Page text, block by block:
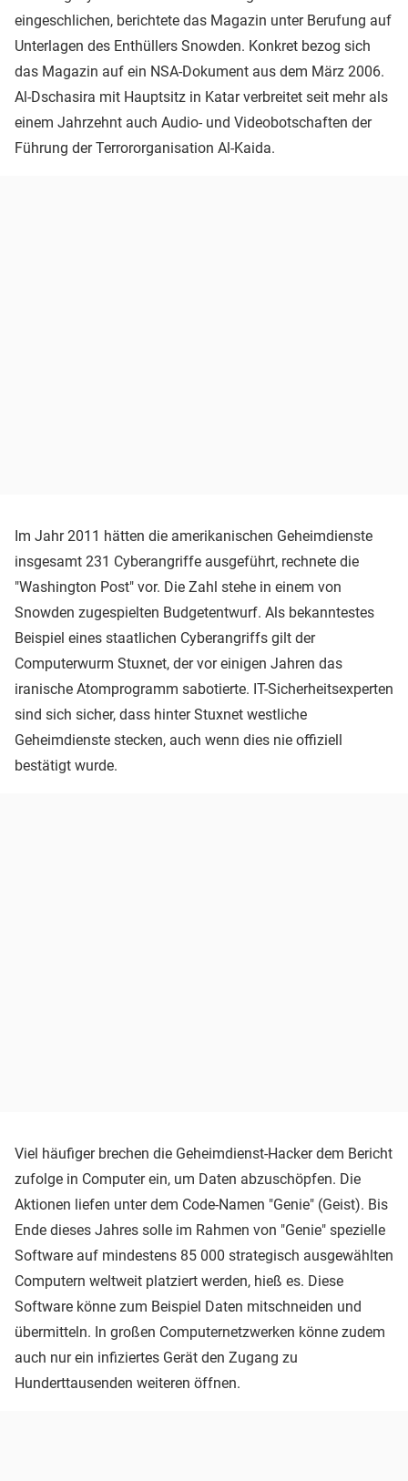
eingeschlichen, berichtete das Magazin unter Berufung auf
Unterlagen des Enthüllers Snowden. Konkret bezog sich
das Magazin auf ein NSA-Dokument aus dem März 2006.
Al-Dschasira mit Hauptsitz in Katar verbreitet seit mehr als
einem Jahrzehnt auch Audio- und Videobotschaften der
Führung der Terrororganisation Al-Kaida.
Im Jahr 2011 hätten die amerikanischen Geheimdienste
insgesamt 231 Cyberangriffe ausgeführt, rechnete die
"Washington Post" vor. Die Zahl stehe in einem von
Snowden zugespielten Budgetentwurf. Als bekanntestes
Beispiel eines staatlichen Cyberangriffs gilt der
Computerwurm Stuxnet, der vor einigen Jahren das
iranische Atomprogramm sabotierte. IT-Sicherheitsexperten
sind sich sicher, dass hinter Stuxnet westliche
Geheimdienste stecken, auch wenn dies nie offiziell
bestätigt wurde.
Viel häufiger brechen die Geheimdienst-Hacker dem Bericht
zufolge in Computer ein, um Daten abzuschöpfen. Die
Aktionen liefen unter dem Code-Namen "Genie" (Geist). Bis
Ende dieses Jahres solle im Rahmen von "Genie" spezielle
Software auf mindestens 85 000 strategisch ausgewählten
Computern weltweit platziert werden, hieß es. Diese
Software könne zum Beispiel Daten mitschneiden und
übermitteln. In großen Computernetzwerken könne zudem
auch nur ein infiziertes Gerät den Zugang zu
Hunderttausenden weiteren öffnen.